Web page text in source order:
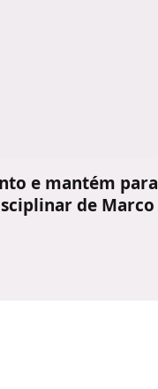
e mantém para
de Marco